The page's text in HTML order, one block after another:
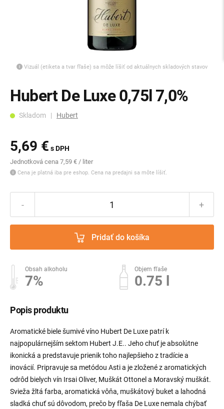
Vizuál (etiketa a tvar fľaše) sa môže líšiť od aktuálnych skladových stavov
Hubert De Luxe 0,75l 7,0%
Skladom | Hubert
5,69 € s DPH
Jednotková cena 7,59 € / liter
Cena je platná iba pre eshop. Cena na predajni sa môte líšiť.
- +
Pridať do košíka
Obsah alkoholu
7%
Objem fľaše
0.75 l
Popis produktu
Aromatické biele šumivé víno Hubert De Luxe patrí k
najpopulárnejším sektom Hubert J.E.. Jeho chuť je absolútne
ikonická a predstavuje prienik toho najlepšieho z tradície a
inovácií. Pripravuje sa metódou Asti a je zložené z aromatických
odrôd bielych vín Irsai Oliver, Muškát Ottonel a Moravský muškát.
Svieža žltá farba, aromatická vôňa, muškátový buket a lahodná
sladká chuť sú dôvodom, prečo by fľaša De Luxe nemala chýbať